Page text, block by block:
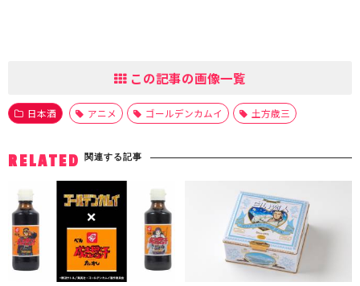
この記事の画像一覧
日本酒 アニメ ゴールデンカムイ 土方歳三
RELATED 関連する記事